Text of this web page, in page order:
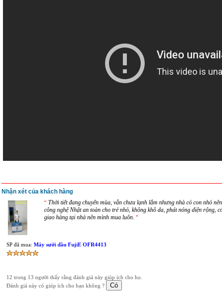
Nhận xét của khách hàng
“ Thời tiết đang chuyển mùa, vẫn chưa lạnh lắm nhưng nhà có con nhỏ
công nghệ Nhật an toàn cho trẻ nhỏ, không khô da, phát nóng diện rộng,
giao hàng tại nhà nên mình mua luôn. ”
SP đã mua: Máy sưởi dầu FujiE OFR4413
12 trong 13 người thấy rằng đánh giá này giúp ích cho họ.
Đánh giá này có giúp ích cho bạn không ?